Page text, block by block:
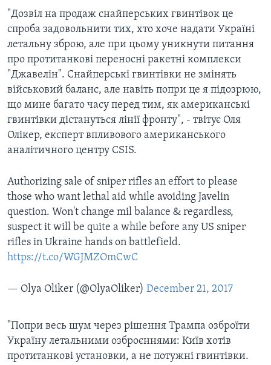
"Дозвіл на продаж снайперських гвинтівок це
спроба задовольнити тих, хто хоче надати Україні
летальну зброю, але при цьому уникнути питання
про протитанкові переносні ракетні комплекси
"Джавелін". Снайперські гвинтівки не змінять
військовий баланс, але навіть попри це я підозрюю,
що мине багато часу перед тим, як американські
гвинтівки дістануться лінії фронту", - твітує Оля
Олікер, експерт впливового американського
аналітичного центру CSIS.
Authorizing sale of sniper rifles an effort to please
those who want lethal aid while avoiding Javelin
question. Won't change mil balance & regardless,
suspect it will be quite a while before any US sniper
rifles in Ukraine hands on battlefield.
https://t.co/WGJMZOmCwC
— Olya Oliker (@OlyaOliker) December 21, 2017
"Попри весь шум через рішення Трампа озброїти
Україну летальними озброєннями: Київ хотів
протитанкові установки, а не потужні гвинтівки.